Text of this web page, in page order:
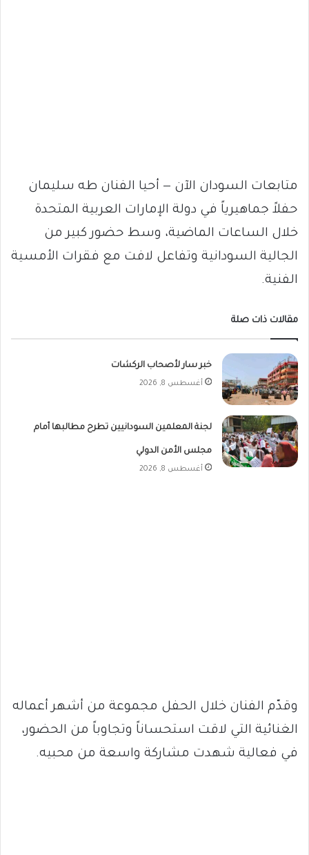
متابعات السودان الآن — أحيا الفنان طه سليمان
حفلاً جماهيرياً في دولة الإمارات العربية المتحدة
خلال الساعات الماضية، وسط حضور كبير من
الجالية السودانية وتفاعل لافت مع فقرات الأمسية
الفنية.
مقالات ذات صلة
خبر سار لأصحاب الركشات
أغسطس 8, 2026
لجنة المعلمين السودانيين تطرح مطالبها أمام
مجلس الأمن الدولي
أغسطس 8, 2026
وقدّم الفنان خلال الحفل مجموعة من أشهر أعماله
الغنائية التي لاقت استحساناً وتجاوباً من الحضور،
في فعالية شهدت مشاركة واسعة من محبيه.